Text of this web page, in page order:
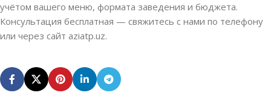
учётом вашего меню, формата заведения и бюджета.
Консультация бесплатная — свяжитесь с нами по телефону
или через сайт aziatp.uz.